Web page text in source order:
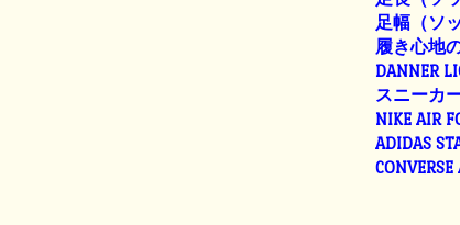
足幅（ソ
履き心地
DANNER
スニーカ
NIKE AIR
ADIDAS